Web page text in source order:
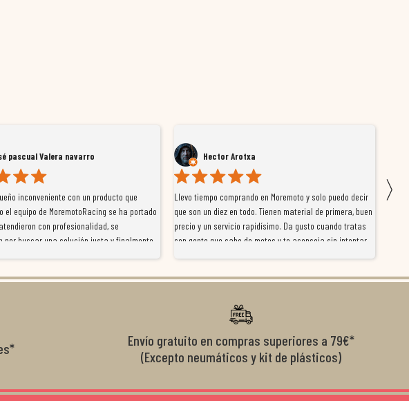
Hector Arotxa
Llevo tiempo comprando en Moremoto y solo puedo decir
que son un diez en todo. Tienen material de primera, buen
precio y un servicio rapidísimo. Da gusto cuando tratas
con gente que sabe de motos y te aconseja sin intentar
el cliente y que disfrutan lo que hacen. Si te gusta la
Vengo comprando desde hace ya un par de
la tienda online como acudiendo a las
tienen en Madrid. Destacaría sobre todo el
trabaja en la tienda ya que en todo
años que llevan montando en moto. Muy
〉
Envío gratuito en compras superiores a 79€*
(Excepto neumáticos y kit de plásticos)